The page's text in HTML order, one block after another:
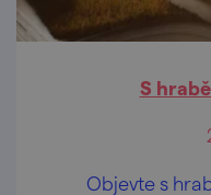
S
Objevte s